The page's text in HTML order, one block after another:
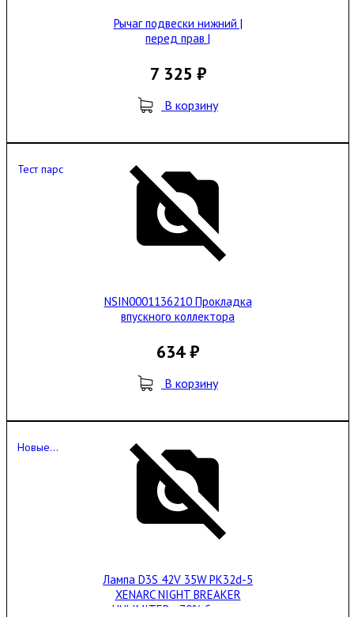
Рычаг подвески нижний |
перед прав |
7 325 ₽
В корзину
Тест парс
NSIN0001136210 Прокладка
впускного коллектора
634 ₽
В корзину
Новые...
Лампа D3S 42V 35W PK32d-5
XENARC NIGHT BREAKER
UNLIMITED +70% больше